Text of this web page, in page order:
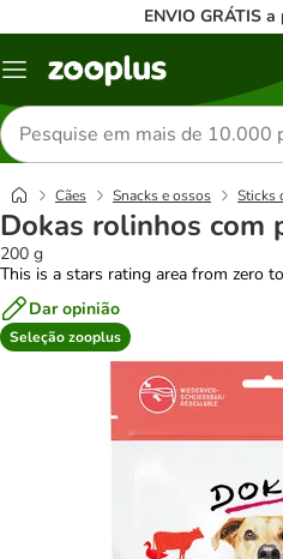
ENVIO GRÁTIS
Menu
Pesquisar
produtos
Cães Snacks e ossos Sticks
Dokas rolinhos com
200 g
This is a stars rating area from zero
Dar opinião
Seleção zooplus